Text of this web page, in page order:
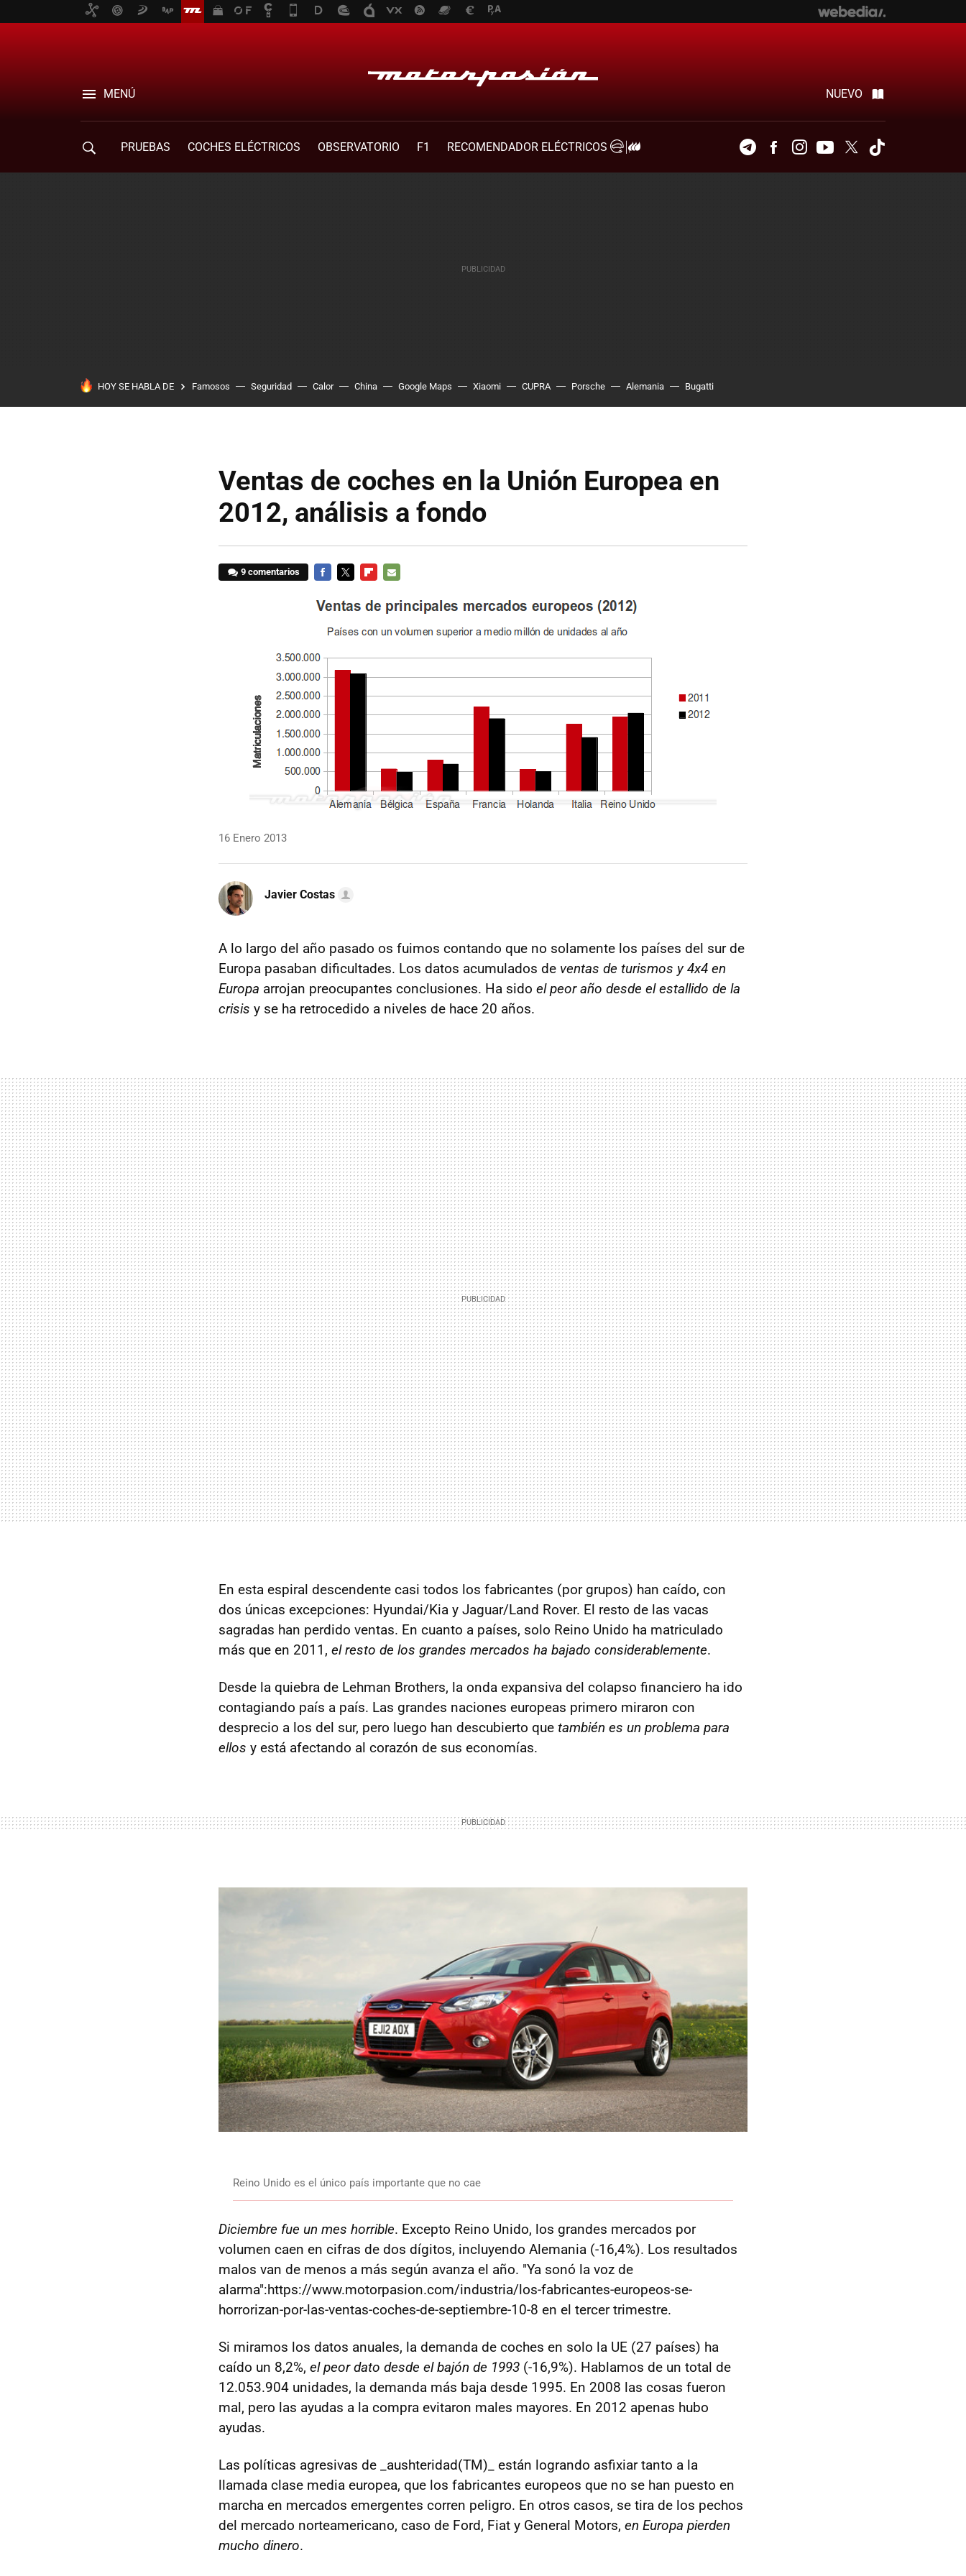
MENÚ NUEVO
PRUEBAS COCHES ELÉCTRICOS OBSERVATORIO F1
RECOMENDADOR ELÉCTRICOS
TelegramFacebookInstagramYoutubeTwitter
HOY SE HABLA DE Famosos Seguridad Calor China Google Maps Xiaomi CUPRA Porsche Alemania Bugatti
Ventas de coches en la Unión Europea en
2012, análisis a fondo
9 comentarios
MAIL
16 Enero 2013
Javier Costas
A lo largo del año pasado os fuimos contando que no solamente los países del sur de
Europa pasaban dificultades. Los datos acumulados de ventas de turismos y 4x4 en
Europa arrojan preocupantes conclusiones. Ha sido el peor año desde el estallido de la
crisis y se ha retrocedido a niveles de hace 20 años.
En esta espiral descendente casi todos los fabricantes (por grupos) han caído, con
dos únicas excepciones: Hyundai/Kia y Jaguar/Land Rover. El resto de las vacas
sagradas han perdido ventas. En cuanto a países, solo Reino Unido ha matriculado
más que en 2011, el resto de los grandes mercados ha bajado considerablemente.
Desde la quiebra de Lehman Brothers, la onda expansiva del colapso financiero ha ido
contagiando país a país. Las grandes naciones europeas primero miraron con
desprecio a los del sur, pero luego han descubierto que también es un problema para
ellos y está afectando al corazón de sus economías.
Reino Unido es el único país importante que no cae
Diciembre fue un mes horrible. Excepto Reino Unido, los grandes mercados por
volumen caen en cifras de dos dígitos, incluyendo Alemania (-16,4%). Los resultados
malos van de menos a más según avanza el año. "Ya sonó la voz de
alarma":https://www.motorpasion.com/industria/los-fabricantes-europeos-se-
horrorizan-por-las-ventas-coches-de-septiembre-10-8 en el tercer trimestre.
Si miramos los datos anuales, la demanda de coches en solo la UE (27 países) ha
caído un 8,2%, el peor dato desde el bajón de 1993 (-16,9%). Hablamos de un total de
12.053.904 unidades, la demanda más baja desde 1995. En 2008 las cosas fueron
mal, pero las ayudas a la compra evitaron males mayores. En 2012 apenas hubo
ayudas.
Las políticas agresivas de _aushteridad(TM)_ están logrando asfixiar tanto a la
llamada clase media europea, que los fabricantes europeos que no se han puesto en
marcha en mercados emergentes corren peligro. En otros casos, se tira de los pechos
del mercado norteamericano, caso de Ford, Fiat y General Motors, en Europa pierden
mucho dinero.